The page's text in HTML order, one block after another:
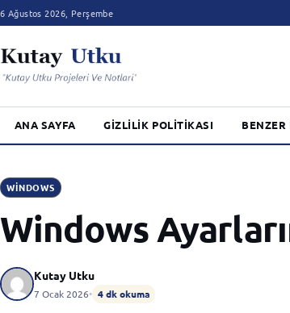
6 Ağustos 2026, Perşembe
ANA SAYFA GIZLILIK POLITIKASI BENZER
WINDOWS
Windows
Kutay Utku
7 Ocak 2026• 4 dk okuma